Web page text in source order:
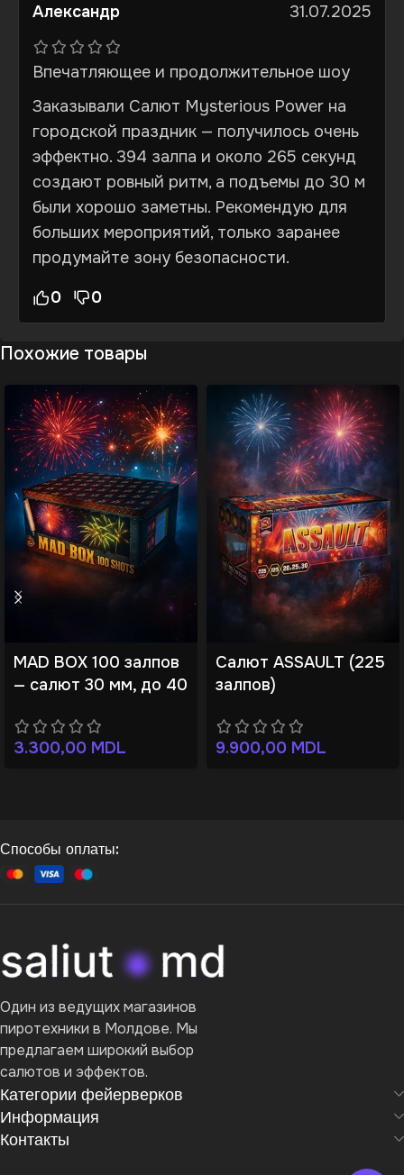
Александр 31.07.2025
Впечатляющее и продолжительное шоу
Заказывали Салют Mysterious Power на
городской праздник — получилось очень
эффектно. 394 залпа и около 265 секунд
создают ровный ритм, а подъемы до 30 м
были хорошо заметны. Рекомендую для
больших мероприятий, только заранее
продумайте зону безопасности.
0 0
Похожие товары
MAD BOX 100 залпов
— салют 30 мм, до 40
3.300,00 MDL
Салют ASSAULT (225
залпов)
9.900,00 MDL
Способы оплаты:
Один из ведущих магазинов
пиротехники в Молдове. Мы
предлагаем широкий выбор
салютов и эффектов.
Категории фейерверков
Информация
Контакты